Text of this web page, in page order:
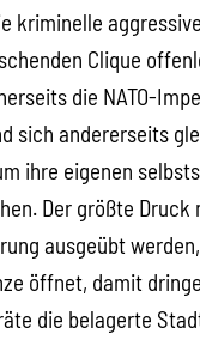
kriminelle
Clique
die NATO-
sich andererseits
ihre eigenen
Der größte Druck
ausgeübt
öffnet, damit
die belagerte